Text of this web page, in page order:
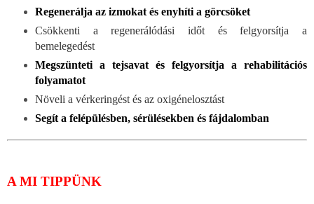
Regenerálja az izmokat és enyhíti a görcsöket
Csökkenti a regenerálódási időt és felgyorsítja a
bemelegedést
Megszünteti a tejsavat és felgyorsítja a rehabilitációs
folyamatot
Növeli a vérkeringést és az oxigénelosztást
Segít a felépülésben, sérülésekben és fájdalomban
A MI TIPPÜNK